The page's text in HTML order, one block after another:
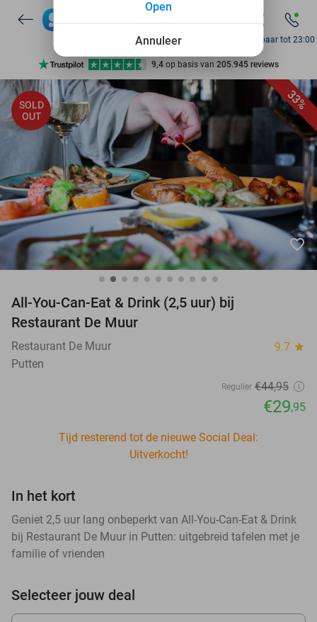
7 dagen per week beschikbaar
10+ miljoen leden
9,4 op basis van 205.945 reviews
Ontdek 15.000+ deals
7 dagen per week beschikbaar
10+ miljoen leden
Bereikbaar tot 23:00
33%
SOLD
OUT
favorite_border
All-You-Can-Eat & Drink (2,5 uur) bij
Restaurant De Muur
Restaurant De Muur 9.7 star
Putten
Regulier €44,95
€29,95
Tijd resterend tot de nieuwe Social Deal:
Uitverkocht!
In het kort
Geniet 2,5 uur lang onbeperkt van All-You-Can-Eat & Drink
bij Restaurant De Muur in Putten: uitgebreid tafelen met je
familie of vrienden
Selecteer jouw deal
Annuleer
Open